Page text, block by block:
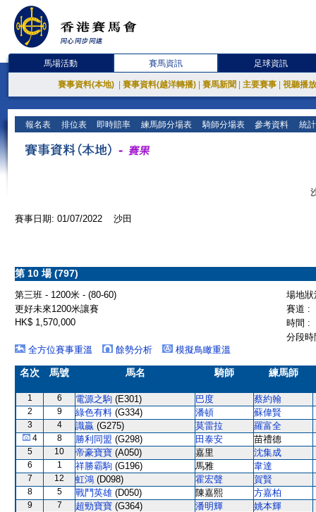
馬場活動 賽馬資訊 足球資訊
賽事資料(本地) 賽事資料(越洋轉播) 賽馬新聞 主要賽事 視聽播
報名表 排位表 即時賠率 練馬師分場表 騎師分場表 參考資料 統
賽事日期: 01/07/2022 沙田
第 10 場 (797)
第三班 - 1200米 - (80-60)
場地
更好未來1200米讓賽
賽道 :
HK$ 1,570,000
時間 :
分段
全方位賽事重溫
餘勢分析 模擬鳥瞰重溫
名次 馬號 馬名 騎師 練馬師
1 6 電源之駒 (E301) 巴度 蔡約翰
2 9 綠色有料 (G334) 潘頓 蘇偉賢
3 4 識贏 (G275) 莫雷拉 羅富全
4 8 勝利同盟 (G298) 田泰安 苗禮德
5 10 帝豪寶寶 (A050) 嘉里 沈集成
6 1 祥勝霸駒 (G196) 馬雅 韋達
7 12 虹鴻 (D098) 霍宏聲 賀賢
8 5 戰鬥英雄 (D050) 陳嘉熙 方嘉柏
9 7 超勁寶寶 (G364) 潘明輝 姚本輝